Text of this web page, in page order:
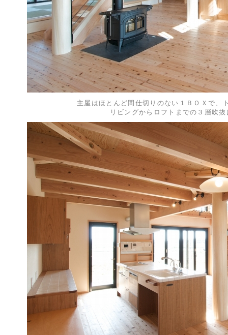
主屋はほとんど間仕切りのない１ＢＯＸで、
リビングからロフトまでの３層吹